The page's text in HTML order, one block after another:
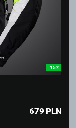
-15%
679 PLN